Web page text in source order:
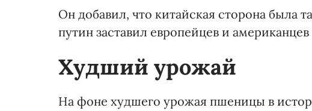
Он добавил, что китайская сторона была
путин заставил европейцев и
Худший урожай
На фоне худшего урожая пшеницы в